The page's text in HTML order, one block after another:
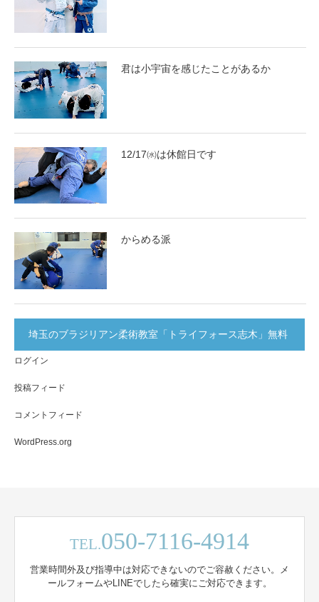
君は小宇宙を感じたことがあるか
12/17㈬は休館日です
からめる派
埼玉のブラジリアン柔術教室「トライフォース志木」無料
体験実施中！
ログイン
投稿フィード
コメントフィード
WordPress.org
TEL.050-7116-4914
営業時間外及び指導中は対応できないのでご容赦ください。メ
ールフォームやLINEでしたら確実にご対応できます。